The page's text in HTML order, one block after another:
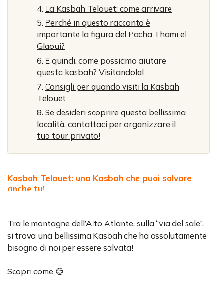
La Kasbah Telouet: come arrivare
Perché in questo racconto è
importante la figura del Pacha Thami el
Glaoui?
E quindi, come possiamo aiutare
questa kasbah? Visitandola!
Consigli per quando visiti la Kasbah
Telouet
Se desideri scoprire questa bellissima
località, contattaci per organizzare il
tuo tour privato!
Kasbah Telouet: una Kasbah che puoi salvare
anche tu!
Tra le montagne dell’Alto Atlante, sulla “via del sale”,
si trova una bellissima Kasbah che ha assolutamente
bisogno di noi per essere salvata!
Scopri come 😊